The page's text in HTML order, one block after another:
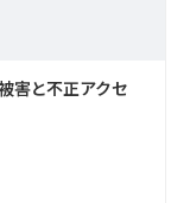
害と不正アクセ